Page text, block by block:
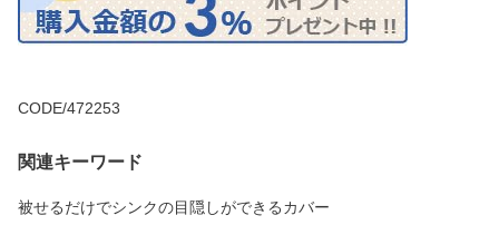
CODE/472253
関連キーワード
被せるだけでシンクの目隠しができるカバー